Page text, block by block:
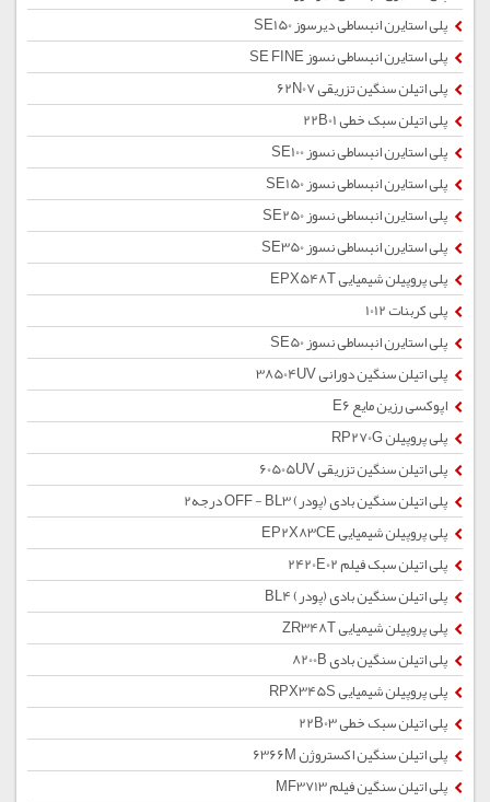
پلی استایرن انبساطی دیرسوز SE150
پلی استایرن انبساطی نسوز SE FINE
پلی اتیلن سنگین تزریقی 62N07
پلی اتیلن سبک خطی 22B01
پلی استایرن انبساطی نسوز SE100
پلی استایرن انبساطی نسوز SE150
پلی استایرن انبساطی نسوز SE250
پلی استایرن انبساطی نسوز SE350
پلی پروپیلن شیمیایی EPX548T
پلی کربنات 1012
پلی استایرن انبساطی نسوز SE50
پلی اتیلن سنگین دورانی 38504UV
اپوکسی رزین مایع E6
پلی پروپیلن RP270G
پلی اتیلن سنگین تزریقی 60505UV
پلی اتیلن سنگین بادی (پودر) OFF - BL3 درجه2
پلی پروپیلن شیمیایی EP2X83CE
پلی اتیلن سبک فیلم 2420E02
پلی اتیلن سنگین بادی (پودر) BL4
پلی پروپیلن شیمیایی ZR348T
پلی اتیلن سنگین بادی 8200B
پلی پروپیلن شیمیایی RPX345S
پلی اتیلن سبک خطی 22B03
پلی اتیلن سنگین اکستروژن 6366M
پلی اتیلن سنگین فیلم MF3713